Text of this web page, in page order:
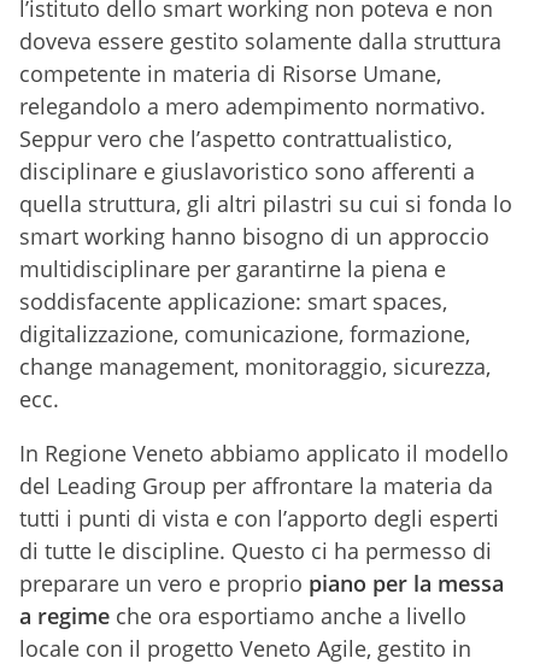
l’istituto dello smart working non poteva e non
doveva essere gestito solamente dalla struttura
competente in materia di Risorse Umane,
relegandolo a mero adempimento normativo.
Seppur vero che l’aspetto contrattualistico,
disciplinare e giuslavoristico sono afferenti a
quella struttura, gli altri pilastri su cui si fonda lo
smart working hanno bisogno di un approccio
multidisciplinare per garantirne la piena e
soddisfacente applicazione: smart spaces,
digitalizzazione, comunicazione, formazione,
change management, monitoraggio, sicurezza,
ecc.
In Regione Veneto abbiamo applicato il modello
del Leading Group per affrontare la materia da
tutti i punti di vista e con l’apporto degli esperti
di tutte le discipline. Questo ci ha permesso di
preparare un vero e proprio piano per la messa
a regime che ora esportiamo anche a livello
locale con il progetto Veneto Agile, gestito in